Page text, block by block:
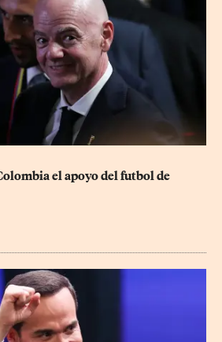
el apoyo del futbol de